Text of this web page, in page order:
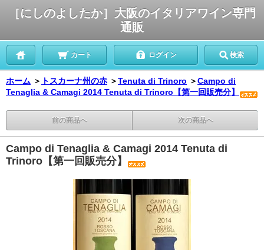
［にしのよしたか］大阪のイタリアワイン専門
通販
カート ログイン 検索
ホーム ＞ トスカーナ州の赤 ＞Tenuta di Trinoro ＞Campo di
Tenaglia & Camagi 2014 Tenuta di Trinoro【第一回販売分】
前の商品へ 次の商品へ
Campo di Tenaglia & Camagi 2014 Tenuta di
Trinoro【第一回販売分】